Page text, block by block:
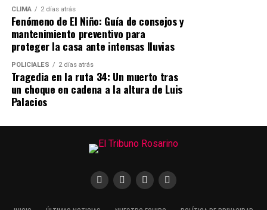
(Los detalles complementarios del hecho y los datos de la
víctima se mantienen en reserva para resguardar su
integridad).
El debate en el juicio oral
El juicio oral y público había iniciado el pasado 20 de
julio. Durante el debate, la Fiscalía ratificó su pedido de
penas frente a la acusación, mientras que la defensa
sostenía la inocencia de los imputados —quienes
años y medio y habían rechazado previamente la
CLIMA 2 días atrás
Fenómeno de El Niño: Guía de consejos y
mantenimiento preventivo para
proteger la casa ante intensas lluvias
POLICIALES 2 días atrás
Tragedia en la ruta 34: Un muerto tras
un choque en cadena a la altura de Luis
Palacios